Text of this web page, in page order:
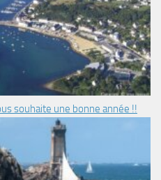
souhaite une bonne année !!